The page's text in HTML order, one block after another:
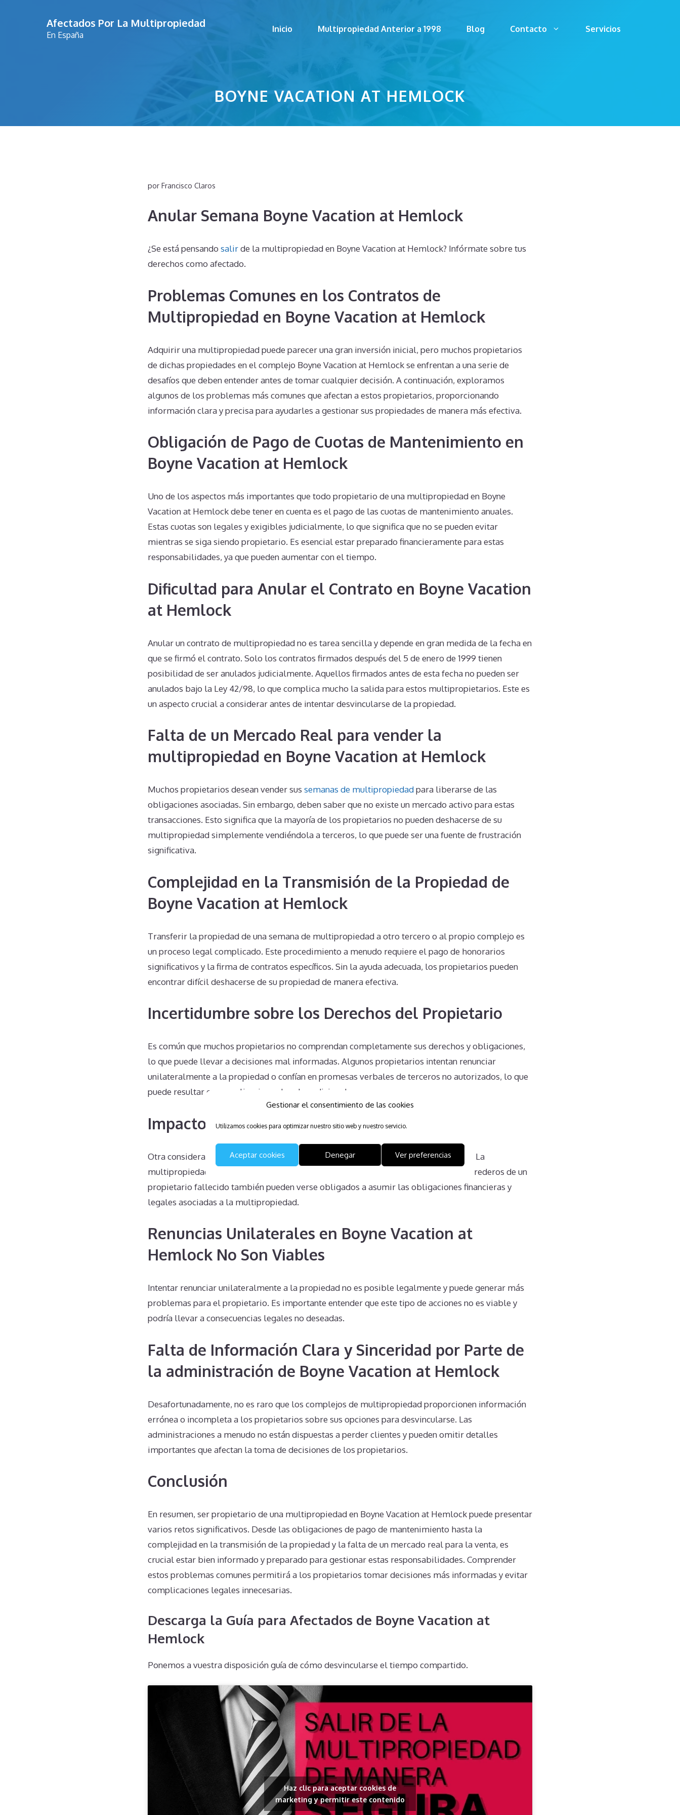
Gestionar el consentimiento de las cookies
Utilizamos cookies para optimizar nuestro sitio web y nuestro servicio.
Aceptar cookies Denegar Ver preferencias
Afectados Por La Multipropiedad
En España
Inicio Multipropiedad Anterior a 1998 Blog Contacto Servicios
BOYNE VACATION AT HEMLOCK
por Francisco Claros
Anular Semana Boyne Vacation at Hemlock
¿Se está pensando salirde la multipropiedad en Boyne Vacation at Hemlock? Infórmate sobre tus
derechos como afectado.
Problemas Comunes en los Contratos de
Multipropiedad en Boyne Vacation at Hemlock
Adquirir una multipropiedad puede parecer una gran inversión inicial, pero muchos propietarios
de dichas propiedades en el complejo Boyne Vacation at Hemlock se enfrentan a una serie de
desafíos que deben entender antes de tomar cualquier decisión. A continuación, exploramos
algunos de los problemas más comunes que afectan a estos propietarios, proporcionando
información clara y precisa para ayudarles a gestionar sus propiedades de manera más efectiva.
Obligación de Pago de Cuotas de Mantenimiento en
Boyne Vacation at Hemlock
Uno de los aspectos más importantes que todo propietario de una multipropiedad en Boyne
Vacation at Hemlock debe tener en cuenta es el pago de las cuotas de mantenimiento anuales.
Estas cuotas son legales y exigibles judicialmente, lo que significa que no se pueden evitar
mientras se siga siendo propietario. Es esencial estar preparado financieramente para estas
responsabilidades, ya que pueden aumentar con el tiempo.
Dificultad para Anular el Contrato en Boyne Vacation
at Hemlock
Anular un contrato de multipropiedad no es tarea sencilla y depende en gran medida de la fecha en
que se firmó el contrato. Solo los contratos firmados después del 5 de enero de 1999 tienen
posibilidad de ser anulados judicialmente. Aquellos firmados antes de esta fecha no pueden ser
anulados bajo la Ley 42/98, lo que complica mucho la salida para estos multipropietarios. Este es
un aspecto crucial a considerar antes de intentar desvincularse de la propiedad.
Falta de un Mercado Real para vender la
multipropiedad en Boyne Vacation at Hemlock
Muchos propietarios desean vender sus semanas de multipropiedadpara liberarse de las
obligaciones asociadas. Sin embargo, deben saber que no existe un mercado activo para estas
transacciones. Esto significa que la mayoría de los propietarios no pueden deshacerse de su
multipropiedad simplemente vendiéndola a terceros, lo que puede ser una fuente de frustración
significativa.
Complejidad en la Transmisión de la Propiedad de
Boyne Vacation at Hemlock
Transferir la propiedad de una semana de multipropiedad a otro tercero o al propio complejo es
un proceso legal complicado. Este procedimiento a menudo requiere el pago de honorarios
significativos y la firma de contratos específicos. Sin la ayuda adecuada, los propietarios pueden
encontrar difícil deshacerse de su propiedad de manera efectiva.
Incertidumbre sobre los Derechos del Propietario
Es común que muchos propietarios no comprendan completamente sus derechos y obligaciones,
lo que puede llevar a decisiones mal informadas. Algunos propietarios intentan renunciar
unilateralmente a la propiedad o confían en promesas verbales de terceros no autorizados, lo que
puede resultar en complicaciones legales adicionales.
Impacto en Herencias
Otra consideración importante es el impacto de la multipropiedad en las herencias. La
multipropiedad de Boyne Vacation at Hemlock se hereda, lo que significa que los herederos de un
propietario fallecido también pueden verse obligados a asumir las obligaciones financieras y
legales asociadas a la multipropiedad.
Renuncias Unilaterales en Boyne Vacation at
Hemlock No Son Viables
Intentar renunciar unilateralmente a la propiedad no es posible legalmente y puede generar más
problemas para el propietario. Es importante entender que este tipo de acciones no es viable y
podría llevar a consecuencias legales no deseadas.
Falta de Información Clara y Sinceridad por Parte de
la administración de Boyne Vacation at Hemlock
Desafortunadamente, no es raro que los complejos de multipropiedad proporcionen información
errónea o incompleta a los propietarios sobre sus opciones para desvincularse. Las
administraciones a menudo no están dispuestas a perder clientes y pueden omitir detalles
importantes que afectan la toma de decisiones de los propietarios.
Conclusión
En resumen, ser propietario de una multipropiedad en Boyne Vacation at Hemlock puede presentar
varios retos significativos. Desde las obligaciones de pago de mantenimiento hasta la
complejidad en la transmisión de la propiedad y la falta de un mercado real para la venta, es
crucial estar bien informado y preparado para gestionar estas responsabilidades. Comprender
estos problemas comunes permitirá a los propietarios tomar decisiones más informadas y evitar
complicaciones legales innecesarias.
Descarga la Guía para Afectados de Boyne Vacation at
Hemlock
Ponemos a vuestra disposición guía de cómo desvincularse el tiempo compartido.
Haz clic para aceptar cookies de
marketing y permitir este contenido